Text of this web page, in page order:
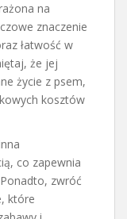
na
znaczenie
łatwość w
że jej
życie z psem,
kosztów
co zapewnia
zwróć
które